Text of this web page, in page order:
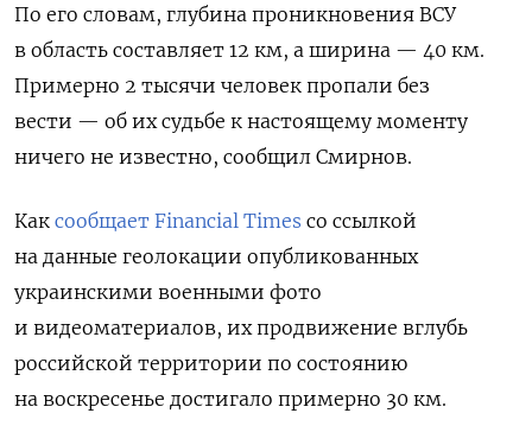
По его словам, глубина проникновения ВСУ
в область составляет 12 км, а ширина — 40 км.
Примерно 2 тысячи человек пропали без
вести — об их судьбе к настоящему моменту
ничего не известно, сообщил Смирнов.
Как сообщает Financial Times со ссылкой
на данные геолокации опубликованных
украинскими военными фото
и видеоматериалов, их продвижение вглубь
российской территории по состоянию
на воскресенье достигало примерно 30 км.